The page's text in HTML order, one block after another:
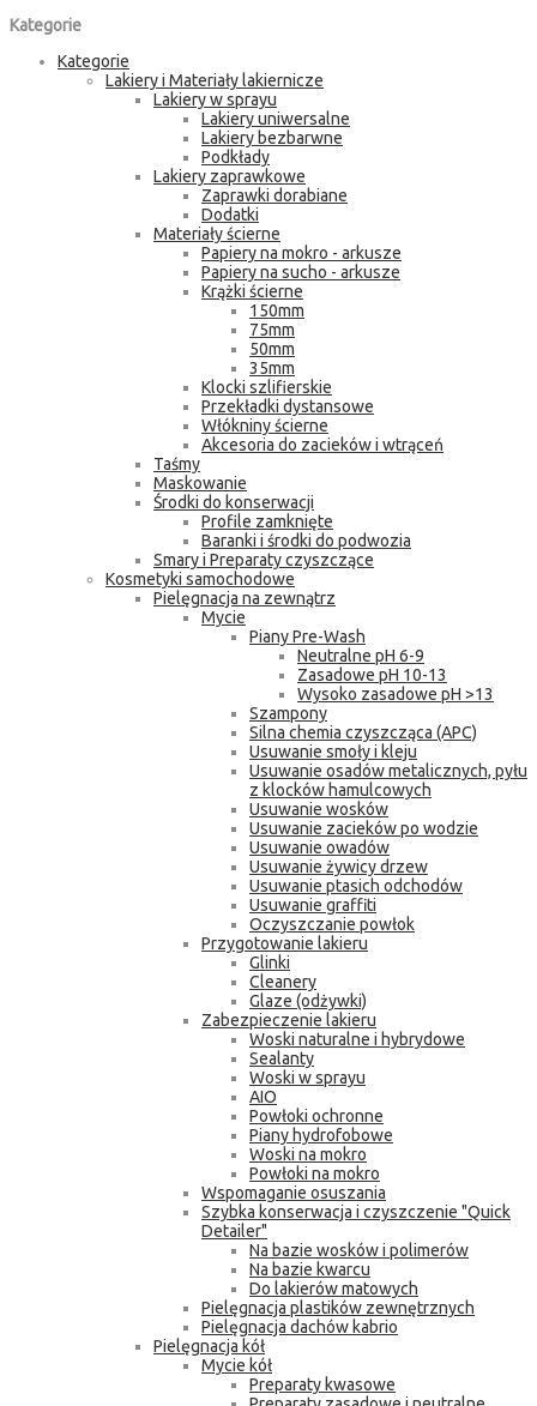
Kategorie
Kategorie
Lakiery i Materiały lakiernicze
Lakiery w sprayu
Lakiery uniwersalne
Lakiery bezbarwne
Podkłady
Lakiery zaprawkowe
Zaprawki dorabiane
Dodatki
Materiały ścierne
Papiery na mokro - arkusze
Papiery na sucho - arkusze
Krążki ścierne
150mm
75mm
50mm
35mm
Klocki szlifierskie
Przekładki dystansowe
Włókniny ścierne
Akcesoria do zacieków i wtrąceń
Taśmy
Maskowanie
Środki do konserwacji
Profile zamknięte
Baranki i środki do podwozia
Smary i Preparaty czyszczące
Kosmetyki samochodowe
Pielęgnacja na zewnątrz
Mycie
Piany Pre-Wash
Neutralne pH 6-9
Zasadowe pH 10-13
Wysoko zasadowe pH >13
Szampony
Silna chemia czyszcząca (APC)
Usuwanie smoły i kleju
Usuwanie osadów metalicznych, pyłu
z klocków hamulcowych
Usuwanie wosków
Usuwanie zacieków po wodzie
Usuwanie owadów
Usuwanie żywicy drzew
Usuwanie ptasich odchodów
Usuwanie graffiti
Oczyszczanie powłok
Przygotowanie lakieru
Glinki
Cleanery
Glaze (odżywki)
Zabezpieczenie lakieru
Woski naturalne i hybrydowe
Sealanty
Woski w sprayu
AIO
Powłoki ochronne
Piany hydrofobowe
Woski na mokro
Powłoki na mokro
Wspomaganie osuszania
Szybka konserwacja i czyszczenie "Quick
Detailer"
Na bazie wosków i polimerów
Na bazie kwarcu
Do lakierów matowych
Pielęgnacja plastików zewnętrznych
Pielęgnacja dachów kabrio
Pielęgnacja kół
Mycie kół
Preparaty kwasowe